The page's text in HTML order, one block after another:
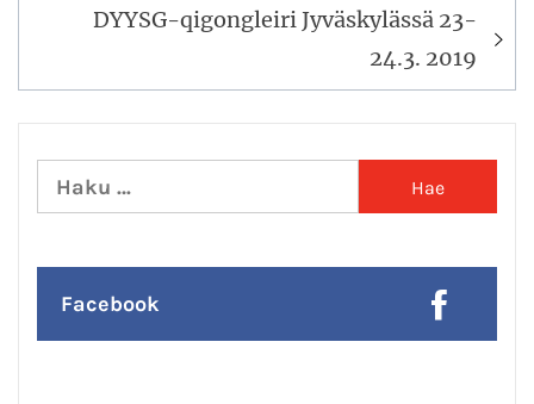
DYYSG-qigongleiri Jyväskylässä 23-
24.3. 2019
Haku:
Facebook